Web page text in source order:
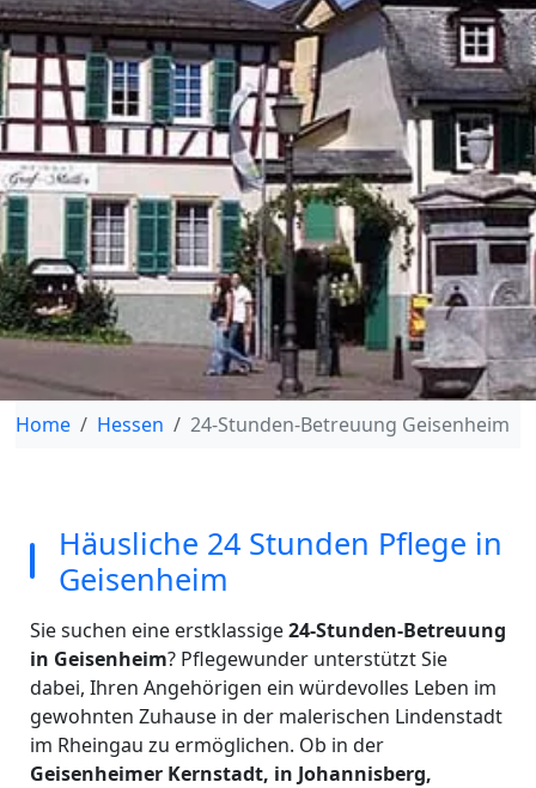
Home Hessen 24-Stunden-Betreuung Geisenheim
Häusliche 24 Stunden Pflege in
Geisenheim
Sie suchen eine erstklassige24-Stunden-Betreuung
in Geisenheim? Pflegewunder unterstützt Sie
dabei, Ihren Angehörigen ein würdevolles Leben im
gewohnten Zuhause in der malerischen Lindenstadt
im Rheingau zu ermöglichen. Ob in der
Geisenheimer Kernstadt, in Johannisberg,